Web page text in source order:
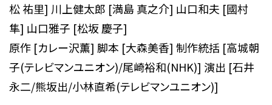
松 祐里] 川上健太郎 [満島 真之介] 山口和夫 [國村
隼] 山口雅子 [松坂 慶子]
原作 [カレー沢薫] 脚本 [大森美香] 制作統括 [高城朝
子(テレビマンユニオン)/尾崎裕和(NHK)] 演出 [石井
永二/熊坂出/小林直希(テレビマンユニオン)]